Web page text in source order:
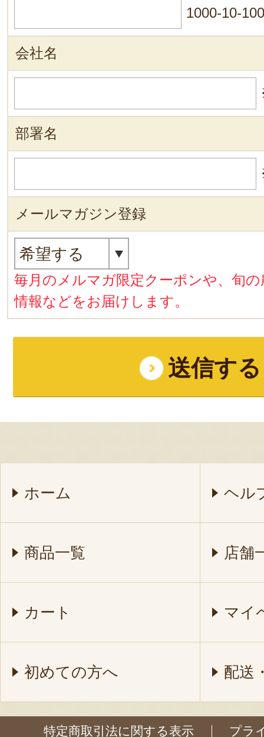
1000-10-
会社名
部署名
メールマガジン登録
毎月のメルマガ限定クーポンや、旬
情報などをお届けします。
ホーム ヘル
商品一覧 店舗
カート マイ
初めての方へ 配送
特定商取引法に関する表示 プラ